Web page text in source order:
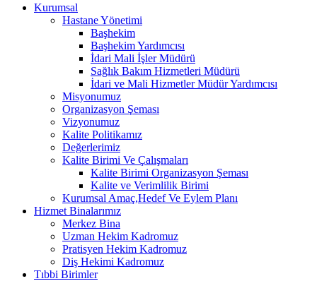
Kurumsal
Hastane Yönetimi
Başhekim
Başhekim Yardımcısı
İdari Mali İşler Müdürü
Sağlık Bakım Hizmetleri Müdürü
İdari ve Mali Hizmetler Müdür Yardımcısı
Misyonumuz
Organizasyon Şeması
Vizyonumuz
Kalite Politikamız
Değerlerimiz
Kalite Birimi Ve Çalışmaları
Kalite Birimi Organizasyon Şeması
Kalite ve Verimlilik Birimi
Kurumsal Amaç,Hedef Ve Eylem Planı
Hizmet Binalarımız
Merkez Bina
Uzman Hekim Kadromuz
Pratisyen Hekim Kadromuz
Diş Hekimi Kadromuz
Tıbbi Birimler